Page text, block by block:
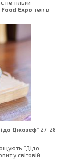
не тільки
Food Expo теж в
Джозеф” 27-28
“Дідо
у світовій